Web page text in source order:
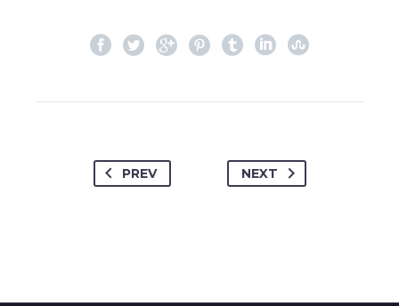
PREV NEXT